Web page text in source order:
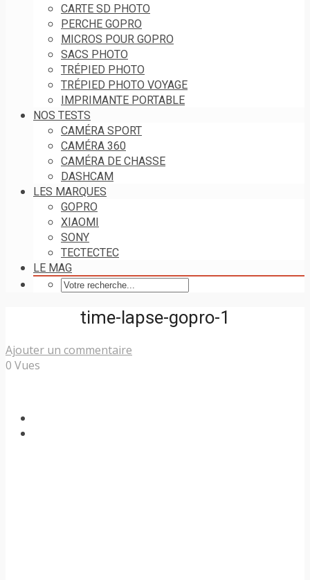
CARTE SD PHOTO
PERCHE GOPRO
MICROS POUR GOPRO
SACS PHOTO
TRÉPIED PHOTO
TRÉPIED PHOTO VOYAGE
IMPRIMANTE PORTABLE
NOS TESTS
CAMÉRA SPORT
CAMÉRA 360
CAMÉRA DE CHASSE
DASHCAM
LES MARQUES
GOPRO
XIAOMI
SONY
TECTECTEC
LE MAG
time-lapse-gopro-1
Ajouter un commentaire
0 Vues